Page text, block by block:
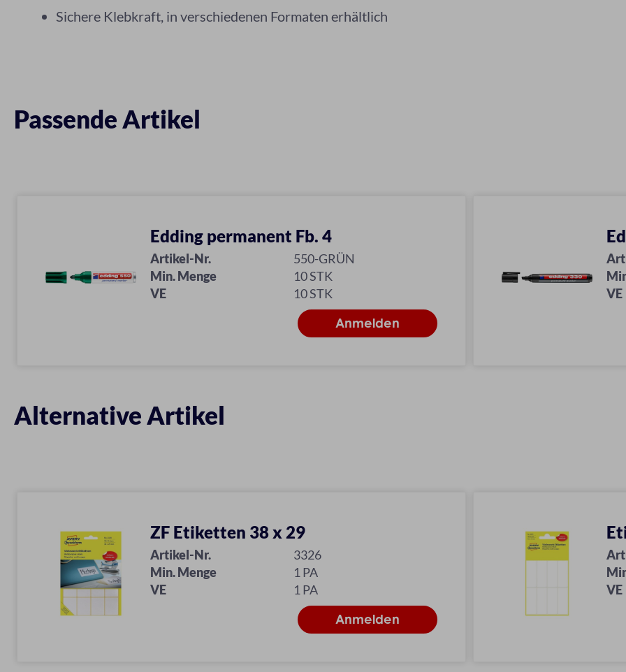
Sichere Klebkraft, in verschiedenen Formaten erhältlich
Passende Artikel
Edding permanent Fb. 4
Artikel-Nr.
550-GRÜN
Min. Menge
10 STK
VE
10 STK
VE
Alternative Artikel
ZF Etiketten 38 x 29
Artikel-Nr.
3326
Min. Menge
1 PA
VE
1 PA
VE